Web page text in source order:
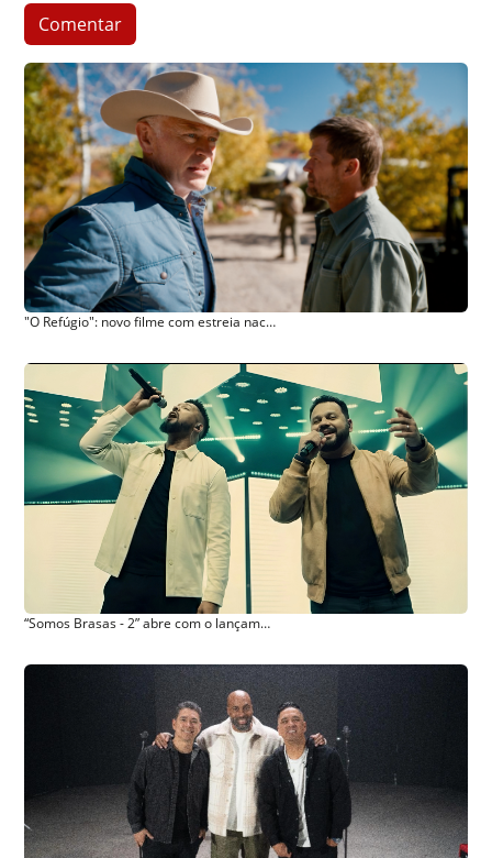
Comentar
"O Refúgio": novo filme com estreia nacional em 29 de maio levanta reflexões sobre fé, amor ao próximo e proteção da família em tempos extremos
“Somos Brasas - 2” abre com o lançamento de “Vento que Vem” com Israel Salazar e Klebson Kollins Ao Vivo em Londrina